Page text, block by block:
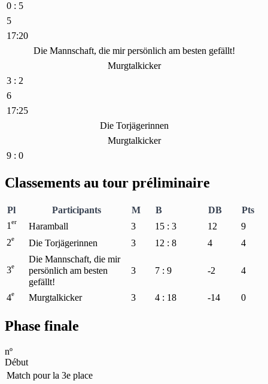
0 : 5
5
17:20
Die Mannschaft, die mir persönlich am besten gefällt!
Murgtalkicker
3 : 2
6
17:25
Die Torjägerinnen
Murgtalkicker
9 : 0
Classements au tour préliminaire
Pl Participants M B DB
Pts
1 er Haramball 3 15 : 3 12
9
2e Die Torjägerinnen 3 12 : 8 4 4
3e
Die Mannschaft, die mir
persönlich am besten
gefällt!
3 7 : 9 -2 4
4e Murgtalkicker 3 4 : 18 -14 0
Phase finale
nº
Début
Match pour la 3e place